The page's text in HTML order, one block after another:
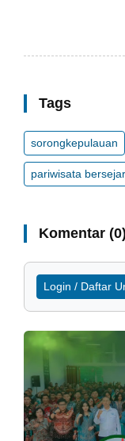
Tags
sorongkepulauan
pariwisata
Komentar (0)
Login / Daftar